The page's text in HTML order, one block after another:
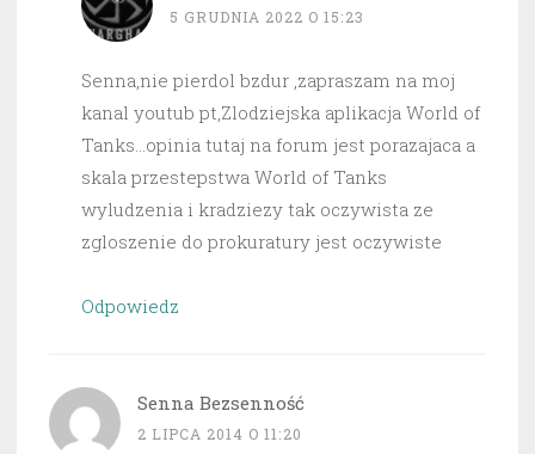
5 GRUDNIA 2022 O 15:23
Senna,nie pierdol bzdur ,zapraszam na moj
kanal youtub pt,Zlodziejska aplikacja World of
Tanks…opinia tutaj na forum jest porazajaca a
skala przestepstwa World of Tanks
wyludzenia i kradziezy tak oczywista ze
zgloszenie do prokuratury jest oczywiste
Odpowiedz
Senna Bezsenność
2 LIPCA 2014 O 11:20